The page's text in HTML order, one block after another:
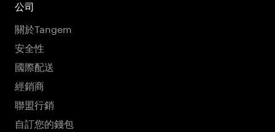
公司
關於Tangem
安全性
國際配送
經銷商
聯盟行銷
自訂您的錢包